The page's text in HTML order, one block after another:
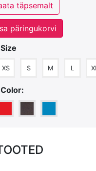
täpsemalt
päringukorvi
Size
XS S M L XL
Color: